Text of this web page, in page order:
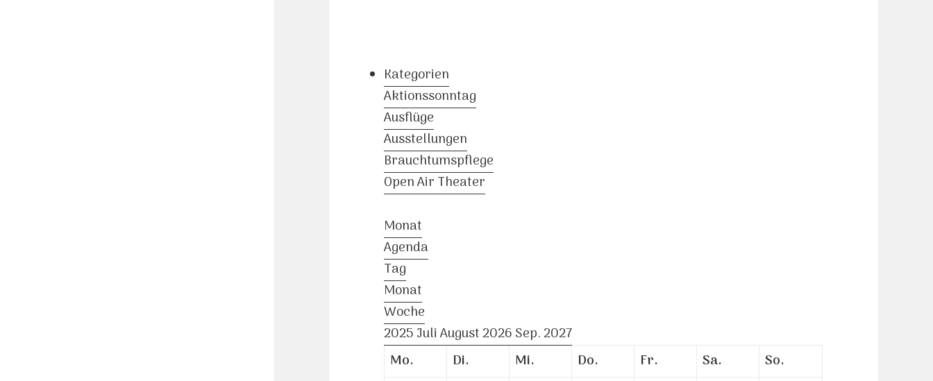
Kategorien
Aktionssonntag
Ausflüge
Ausstellungen
Brauchtumspflege
Open Air Theater
Monat
Agenda
Tag
Monat
Woche
2025JuliAugust 2026Sep.2027
Mo.
Di. Mi. Do. Fr. Sa.
So.